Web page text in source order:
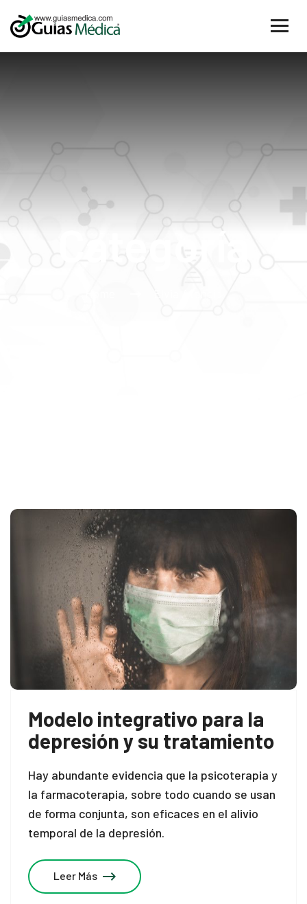
Categoría
Modelo integrativo para la
depresión y su tratamiento
Hay abundante evidencia que la psicoterapia y
la farmacoterapia, sobre todo cuando se usan
de forma conjunta, son eficaces en el alivio
temporal de la depresión.
Leer Más